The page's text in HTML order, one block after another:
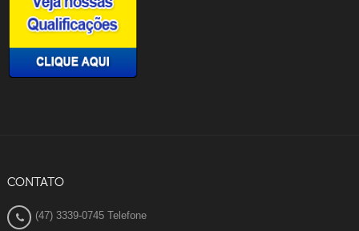
CONTATO
(47) 3339-0745 Telefone